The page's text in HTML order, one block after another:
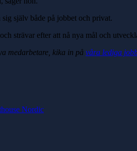
själv både på jobbet och privat.
strävar efter att nå nya mål och
medarbetare, kika in på våra lediga
Nordic